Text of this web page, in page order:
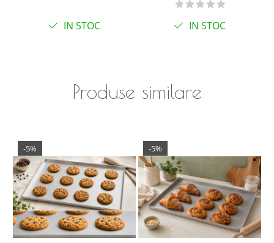
IN STOC IN STOC
Produse similare
-5% -5%